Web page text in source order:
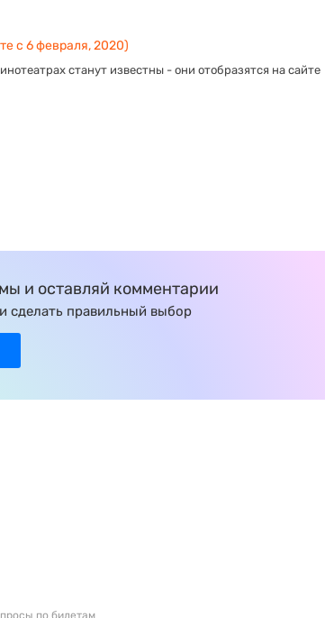
с 6 февраля, 2020)
станут известны - они отобразятся на сайте
и оставляй комментарии
сделать правильный выбор
по билетам